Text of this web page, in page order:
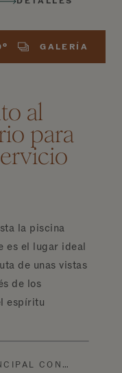
GALERÍA
al
para
la piscina
es el lugar ideal
de unas vistas
de los
espíritu
CON…